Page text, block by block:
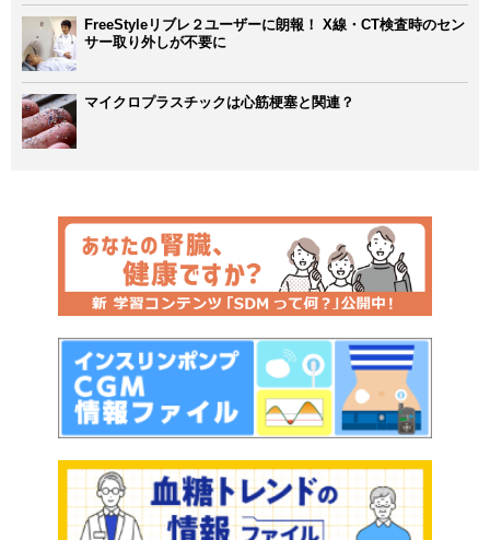
FreeStyleリブレ２ユーザーに朗報！ X線・CT検査時のセン
サー取り外しが不要に
マイクロプラスチックは心筋梗塞と関連？